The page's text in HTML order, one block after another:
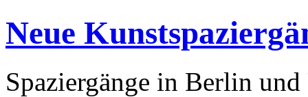
Neue
Spaziergänge in Berlin